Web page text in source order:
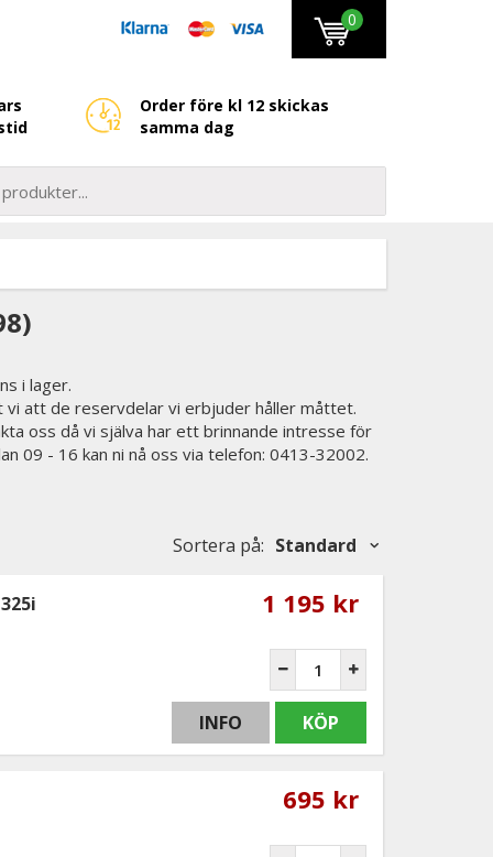
0
Order före kl 12 skickas
samma dag
i lager.
att de reservdelar vi erbjuder håller måttet.
oss då vi själva har ett brinnande intresse för
09 - 16 kan ni nå oss via telefon: 0413-32002.
Sortera på: Standard
1 195 kr
INFO KÖP
695 kr